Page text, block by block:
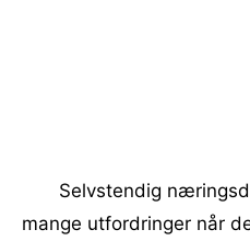
Selvstendig
mange utfordringer når